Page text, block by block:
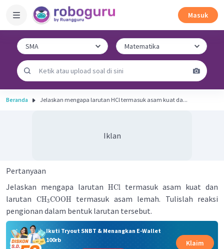
Masuk
Beranda Jelaskan mengapa larutan HCl termasuk asam kuat da...
Iklan
Pertanyaan
Jelaskan mengapa larutan HCl termasuk asam kuat dan
larutan
CH3COOH
termasuk asam lemah. Tulislah reaksi
pengionan dalam bentuk larutan tersebut.
Ikuti Tryout SNBT & Menangkan E-Wallet
100rb
Klaim